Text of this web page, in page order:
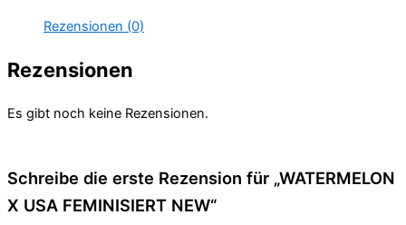
Rezensionen (0)
Rezensionen
Es gibt noch keine Rezensionen.
Schreibe die erste Rezension für „WATERMELON
X USA FEMINISIERT NEW“